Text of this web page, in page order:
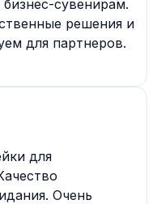
сувенирам.
решения и
для партнеров.
для
Очень